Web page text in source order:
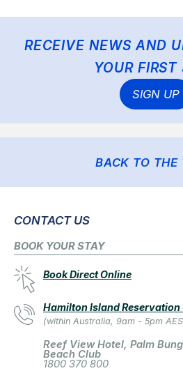
RECEIVE NEWS AND
YOUR FIRST
SIGN UP
BACK TO THE
CONTACT US
BOOK YOUR STAY
Book Direct Online
Hamilton Island Reservation
(within Australia, 9am - 5pm
Reef View Hotel, Palm
Beach Club
1800 370 800